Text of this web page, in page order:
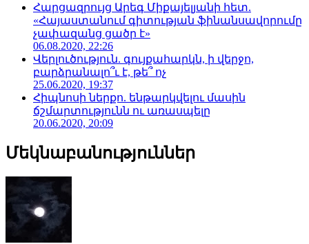
Հարցազրույց Արեգ Միքայելյանի հետ.
«Հայաստանում գիտության ֆինանսավորումը
չափազանց ցածր է»
06.08.2020, 22:26
Վերլուծություն. գույքահարկն, ի վերջո,
բարձրանալո՞ւ է, թե՞ ոչ
25.06.2020, 19:37
Հիպնոսի ներքո. ենթարկվելու մասին
ճշմարտությունն ու առասպելը
20.06.2020, 20:09
Մեկնաբանություններ